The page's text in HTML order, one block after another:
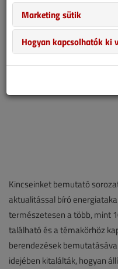
Kincseinket bemutató
aktualitás­sal bíró
természetesen a több, mint
található és a témakörhöz
berendezések
idejében kitalálták, hogyan
Marketing sütik
Hogyan kapcsolhatók ki